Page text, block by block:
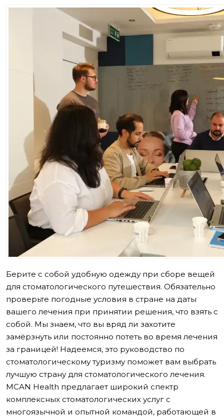
Берите с собой удобную одежду при сборе вещей
для стоматологического путешествия. Обязательно
проверьте погодные условия в стране на даты
вашего лечения при принятии решения, что взять с
собой. Мы знаем, что вы вряд ли захотите
замёрзнуть или постоянно потеть во время лечения
за границей! Надеемся, это руководство по
стоматологическому туризму поможет вам выбрать
лучшую страну для стоматологического лечения.
MCAN Health предлагает широкий спектр
комплексных стоматологических услуг с
многоязычной и опытной командой, работающей в